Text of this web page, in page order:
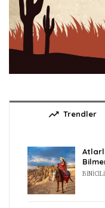
trending_up Trendler